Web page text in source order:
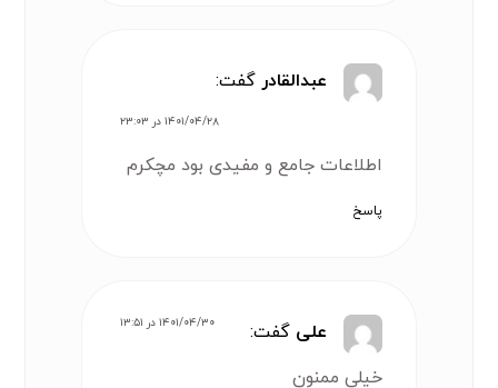
عبدالقادر گفت:
۱۴۰۱/۰۴/۲۸ در ۲۳:۰۳
اطلاعات جامع و مفیدی بود مچکرم
پاسخ
علی گفت: ۱۴۰۱/۰۴/۳۰ در ۱۳:۵۱
خیلی ممنون